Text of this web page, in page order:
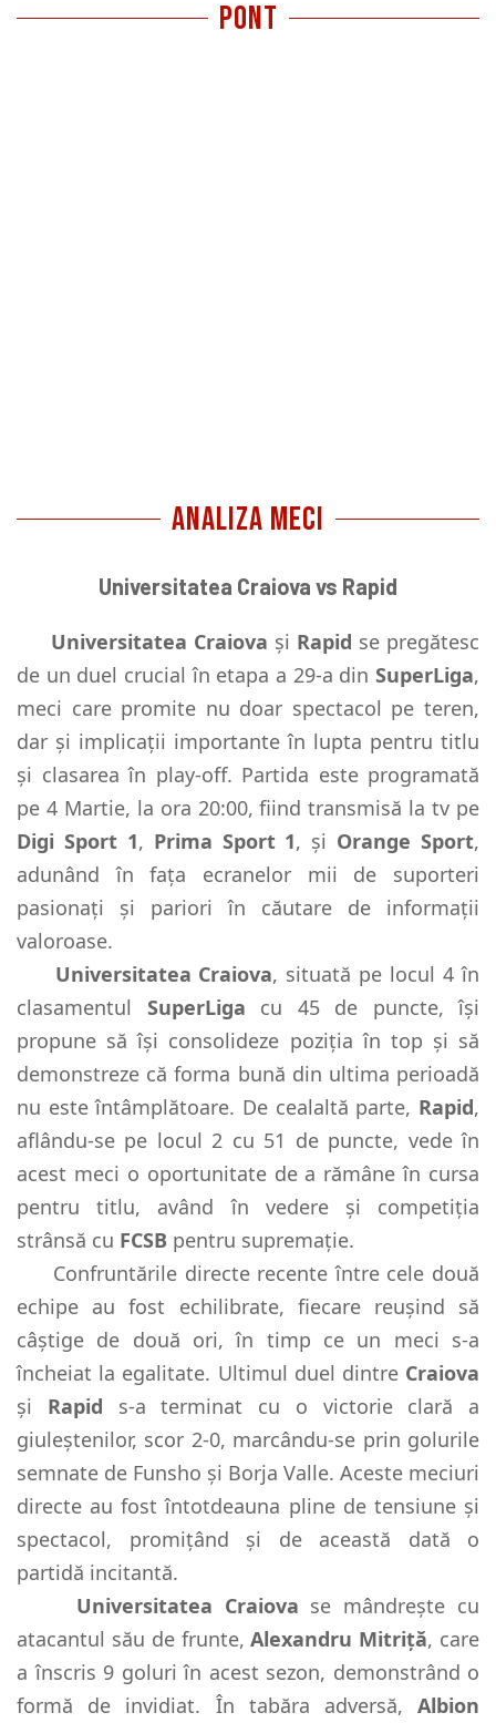
pont
ANALIZA MECI
Universitatea Craiova vs Rapid
Universitatea Craiova și Rapid se pregătesc
de un duel crucial în etapa a 29-a din SuperLiga,
meci care promite nu doar spectacol pe teren,
dar și implicații importante în lupta pentru titlu
și clasarea în play-off. Partida este programată
pe 4 Martie, la ora 20:00, fiind transmisă la tv pe
Digi Sport 1, Prima Sport 1, și Orange Sport,
adunând în fața ecranelor mii de suporteri
pasionați și pariori în căutare de informații
valoroase.
Universitatea Craiova, situată pe locul 4 în
clasamentul SuperLiga cu 45 de puncte, își
propune să își consolideze poziția în top și să
demonstreze că forma bună din ultima perioadă
nu este întâmplătoare. De cealaltă parte, Rapid,
aflându-se pe locul 2 cu 51 de puncte, vede în
acest meci o oportunitate de a rămâne în cursa
pentru titlu, având în vedere și competiția
strânsă cu FCSB pentru supremație.
Confruntările directe recente între cele două
echipe au fost echilibrate, fiecare reușind să
câștige de două ori, în timp ce un meci s-a
încheiat la egalitate. Ultimul duel dintre Craiova
și Rapid s-a terminat cu o victorie clară a
giuleștenilor, scor 2-0, marcându-se prin golurile
semnate de Funsho și Borja Valle. Aceste meciuri
directe au fost întotdeauna pline de tensiune și
spectacol, promițând și de această dată o
partidă incitantă.
Universitatea Craiova se mândrește cu
atacantul său de frunte,Alexandru Mitriță, care
a înscris 9 goluri în acest sezon, demonstrând o
formă de invidiat. În tabăra adversă, Albion